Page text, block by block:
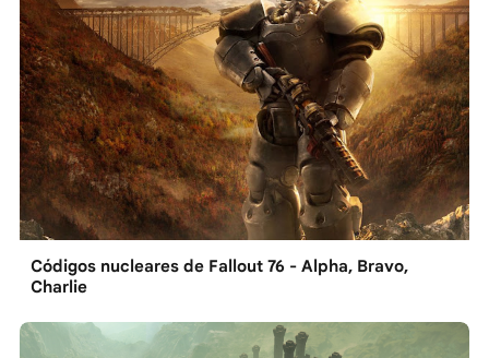
Códigos nucleares de Fallout 76 - Alpha, Bravo,
Charlie